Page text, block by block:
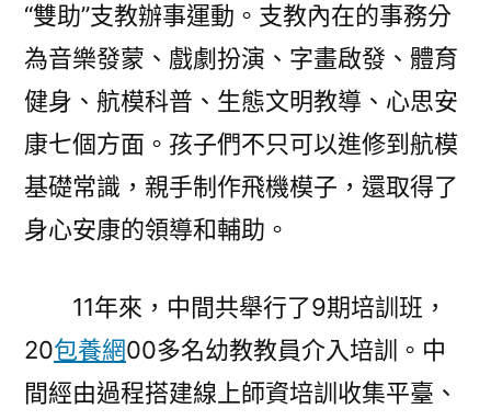
“雙助”支教辦事運動。支教內在的事務分
為音樂發蒙、戲劇扮演、字畫啟發、體育
健身、航模科普、生態文明教導、心思安
康七個方面。孩子們不只可以進修到航模
基礎常識，親手制作飛機模子，還取得了
身心安康的領導和輔助。
11年來，中間共舉行了9期培訓班，
20包養網00多名幼教教員介入培訓。中
間經由過程搭建線上師資培訓收集平臺、